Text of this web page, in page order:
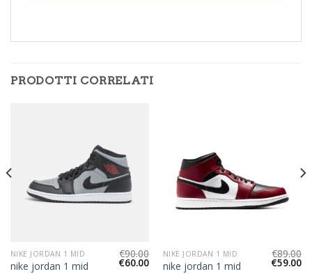
PRODOTTI CORRELATI
NIKE JORDAN 1 MID
nike jordan 1 mid
€90.00
€60.00
NIKE JORDAN 1 MID
nike jordan 1 mid
€89.00
€59.00